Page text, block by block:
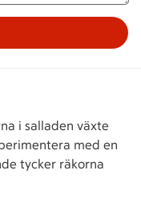
i salladen växte
med en
tycker räkorna